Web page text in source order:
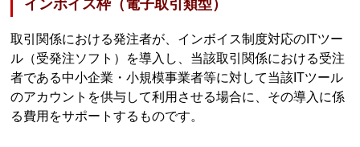
インボイス枠（電子取引類型）
取引関係における発注者が、インボイス制度対応のITツー
ル（受発注ソフト）を導⼊し、当該取引関係における受注
者である中⼩企業・⼩規模事業者等に対して当該ITツール
のアカウントを供与して利⽤させる場合に、その導⼊に係
る費⽤をサポートするものです。